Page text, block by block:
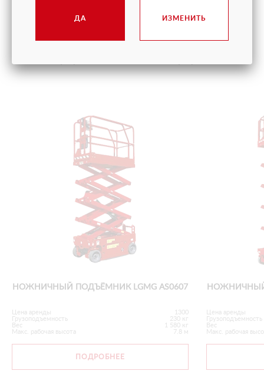
НОЖНИЧНЫЙ ПОДЪЁМНИК LGMG AS0607
Цена аренды
1300
Грузоподъемность
230 кг
Вес
1 580 кг
Макс. рабочая высота
7.8 м
ПОДРОБНЕЕ
НОЖНИЧНЫЙ
Цена аренды
Грузоподъемность
Вес
Макс. рабочая
ДА ИЗМЕНИТЬ